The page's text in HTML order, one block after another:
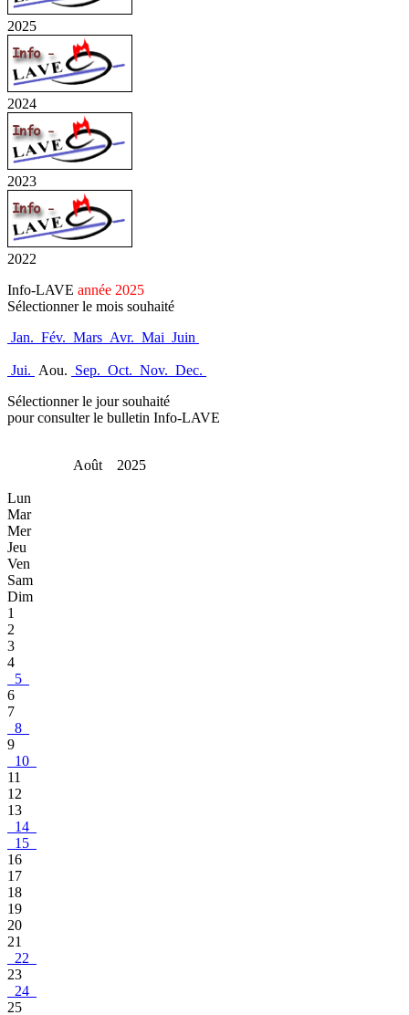
2025
2024
2023
2022
Info-LAVE année 2025
Sélectionner le mois souhaité
Jan. Fév. Mars Avr. Mai Juin
Jui. Aou. Sep. Oct. Nov. Dec.
Sélectionner le jour souhaité
pour consulter le bulletin Info-LAVE
Août 2025
Lun
Mar
Mer
Jeu
Ven
Sam
Dim
1
2
3
4
5
6
7
8
9
10
11
12
13
14
15
16
17
18
19
20
21
22
23
24
25